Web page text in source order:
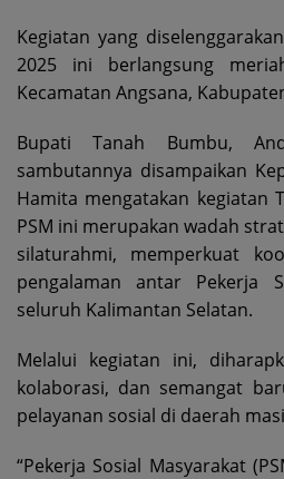
Kegiatan yang
2025 ini berlangsung
Kecamatan Angsana,
Bupati Tanah Bumbu,
sambutannya disampaikan
Hamita mengatakan kegiatan
PSM ini merupakan wadah
silaturahmi, memperkuat
pengalaman antar Pekerja
seluruh Kalimantan Selatan.
Melalui kegiatan ini,
kolaborasi, dan semangat
pelayanan sosial di daerah
“Pekerja Sosial Masyarakat